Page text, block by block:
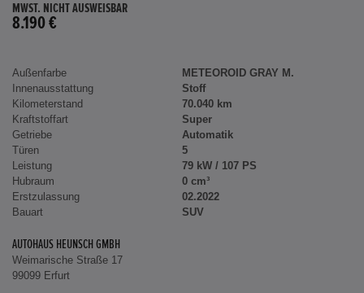
MWST. NICHT AUSWEISBAR
8.190 €
Außenfarbe
METEOROID GRAY M.
Innenausstattung
Stoff
Kilometerstand
70.040 km
Kraftstoffart
Super
Getriebe
Automatik
Türen
5
Leistung
79 kW / 107 PS
Hubraum
0 cm³
Erstzulassung
02.2022
Bauart
SUV
AUTOHAUS HEUNSCH GMBH
Weimarische Straße 17
99099 Erfurt